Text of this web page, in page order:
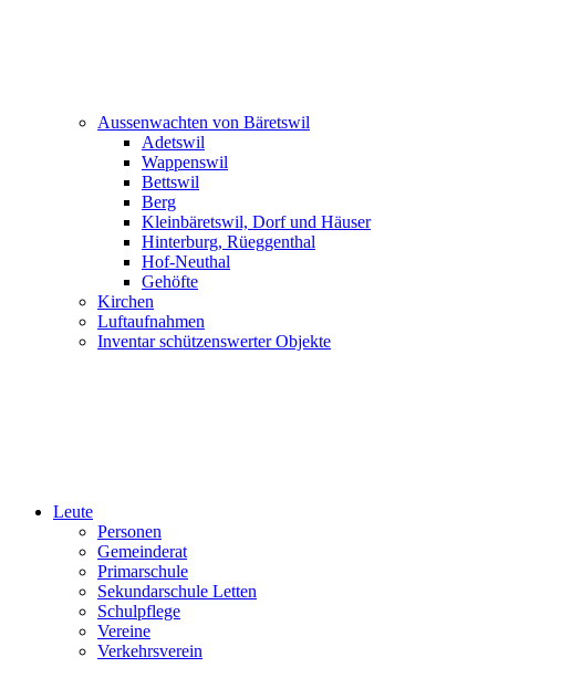
Aussenwachten von Bäretswil
Adetswil
Wappenswil
Bettswil
Berg
Kleinbäretswil, Dorf und Häuser
Hinterburg, Rüeggenthal
Hof-Neuthal
Gehöfte
Kirchen
Luftaufnahmen
Inventar schützenswerter Objekte
Leute
Personen
Gemeinderat
Primarschule
Sekundarschule Letten
Schulpflege
Vereine
Verkehrsverein